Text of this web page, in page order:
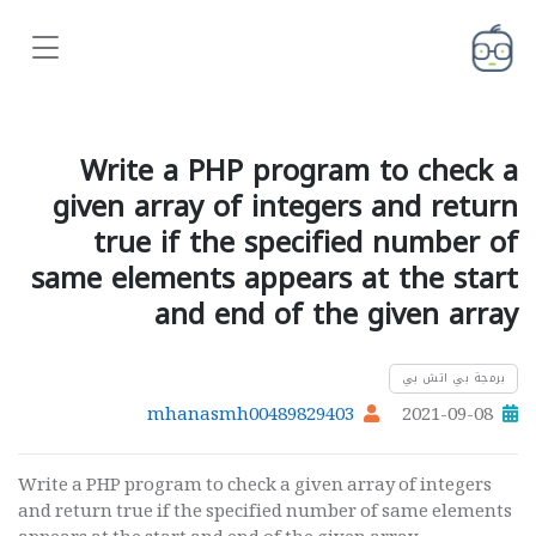
Write a PHP program to check a
given array of integers and return
true if the specified number of
same elements appears at the start
and end of the given array
برمجة بي اتش بي
2021-09-08
mhanasmh00489829403
Write a PHP program to check a given array of integers
and return true if the specified number of same elements